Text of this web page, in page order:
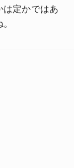
は定かではあ